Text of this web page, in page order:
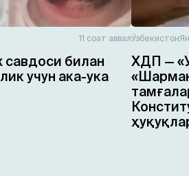
11 соат аввал
билан
учун ака-ука
Ўзбекистон
ХДП —